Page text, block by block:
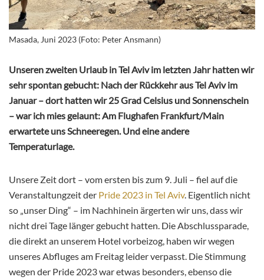
Masada, Juni 2023 (Foto: Peter Ansmann)
Unseren zweiten Urlaub in Tel Aviv im letzten Jahr hatten wir
sehr spontan gebucht: Nach der Rückkehr aus Tel Aviv im
Januar – dort hatten wir 25 Grad Celsius und Sonnenschein
– war ich mies gelaunt: Am Flughafen Frankfurt/Main
erwartete uns Schneeregen. Und eine andere
Temperaturlage.
Unsere Zeit dort – vom ersten bis zum 9. Juli – fiel auf die
Veranstaltungzeit der Pride 2023 in Tel Aviv. Eigentlich nicht
so „unser Ding“ – im Nachhinein ärgerten wir uns, dass wir
nicht drei Tage länger gebucht hatten. Die Abschlussparade,
die direkt an unserem Hotel vorbeizog, haben wir wegen
unseres Abfluges am Freitag leider verpasst. Die Stimmung
wegen der Pride 2023 war etwas besonders, ebenso die